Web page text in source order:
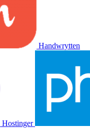
Handwrytten
Hostinger